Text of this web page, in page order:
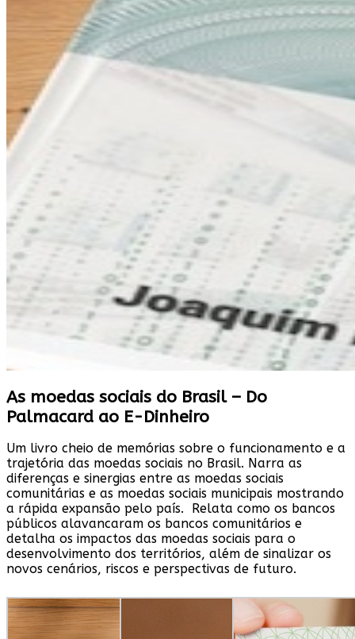
As moedas sociais do Brasil – Do
Palmacard ao E-Dinheiro
Um livro cheio de memórias sobre o funcionamento e a
trajetória das moedas sociais no Brasil. Narra as
diferenças e sinergias entre as moedas sociais
comunitárias e as moedas sociais municipais mostrando
a rápida expansão pelo país. Relata como os bancos
públicos alavancaram os bancos comunitários e
detalha os impactos das moedas sociais para o
desenvolvimento dos territórios, além de sinalizar os
novos cenários, riscos e perspectivas de futuro.